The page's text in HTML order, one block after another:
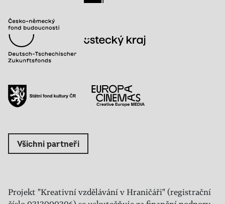
Všichni partneři
Projekt "Kreativní vzdělávání v Hraničáři" (registrační